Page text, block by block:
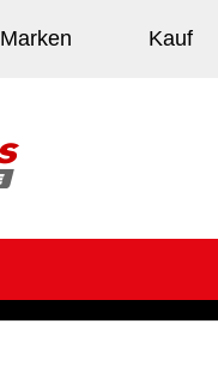
Marken Kauf